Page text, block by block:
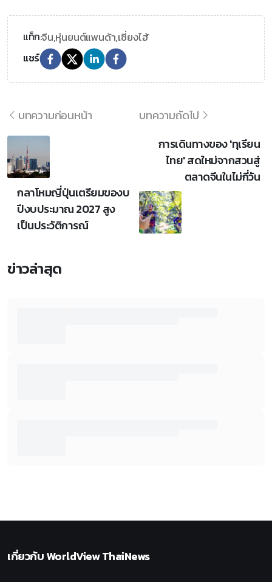
แท็ก:จีน,หุ่นยนต์แพนด้า,เซี่ยงไฮ้
แชร์
บทความก่อนหน้า
กลาโหมญี่ปุ่นเตรียมของบ
ปีงบประมาณ 2027 สูง
เป็นประวัติการณ์
บทความถัดไป
การเดินทางของ 'ทุเรียน
ไทย' สดใหม่จากสวนสู่
ตลาดจีนในไม่กี่วัน
ข่าวล่าสุด
เกี่ยวกับWorldView ThaiNews